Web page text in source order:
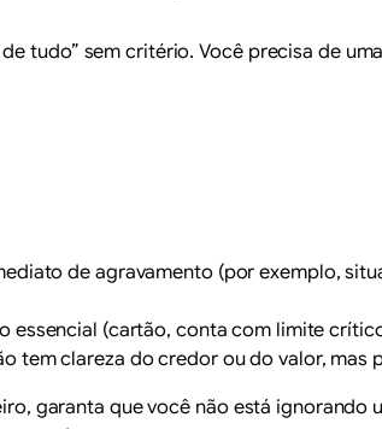
tudo” sem critério. Você precisa de
de agravamento (por exemplo,
essencial (cartão, conta com limite
tem clareza do credor ou do valor, mas
garanta que você não está